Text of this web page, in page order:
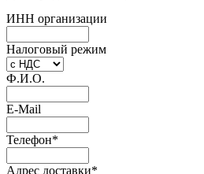
ИНН организации
Налоговый режим
Ф.И.О.
E-Mail
Телефон*
Адрес доставки*